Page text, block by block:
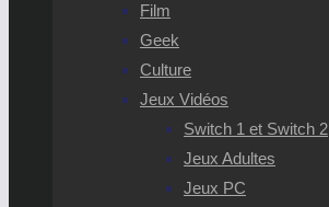
Film
Geek
Culture
Jeux Vidéos
Switch 1 et Switch 2
Jeux Adultes
Jeux PC